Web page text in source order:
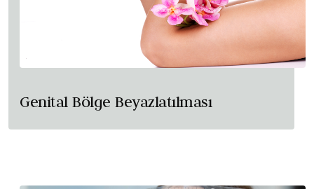
Genital Bölge Beyazlatılması